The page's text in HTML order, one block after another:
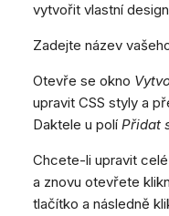
vytvořit vlastní
Zadejte název
Otevře se okno
upravit CSS styly a
Daktele u polí Přidat
Chcete-li upravit
a znovu otevřete
tlačítko a následně